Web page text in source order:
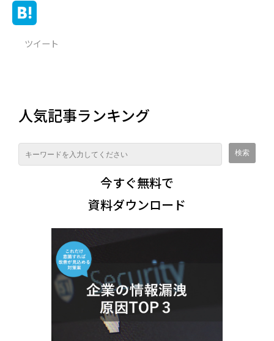
ツイート
人気記事ランキング
今すぐ無料で
資料ダウンロード